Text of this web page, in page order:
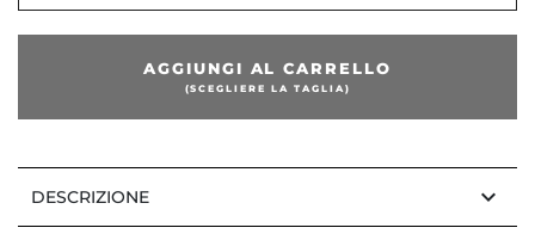
AGGIUNGI AL CARRELLO
(SCEGLIERE LA TAGLIA)
DESCRIZIONE keyboard_arrow_down